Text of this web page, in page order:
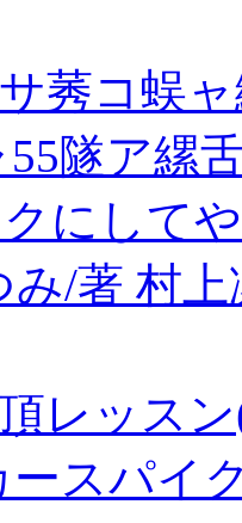
莠コ蜈
隧ア縲
にして
/著 村上
レッス
スパイ